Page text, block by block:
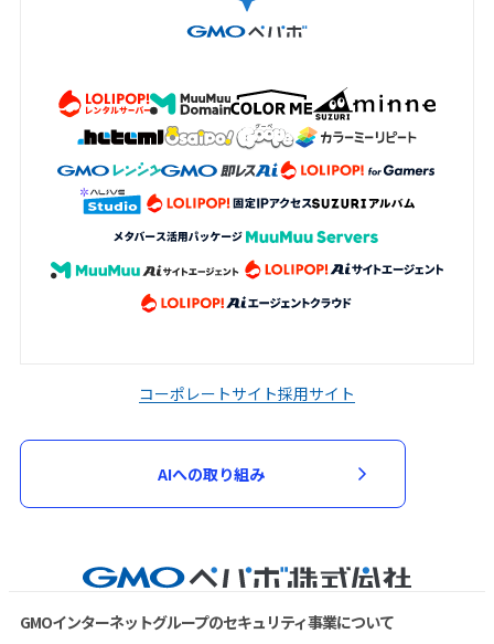
コーポレートサイト採用サイト
AIへの取り組み
GMOインターネットグループのセキュリティ事業について